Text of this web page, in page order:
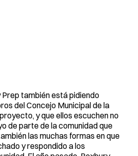
también está pidiendo
del Concejo Municipal de la
y que ellos escuchen no
de parte de la comunidad que
las muchas formas en que
y respondido a los